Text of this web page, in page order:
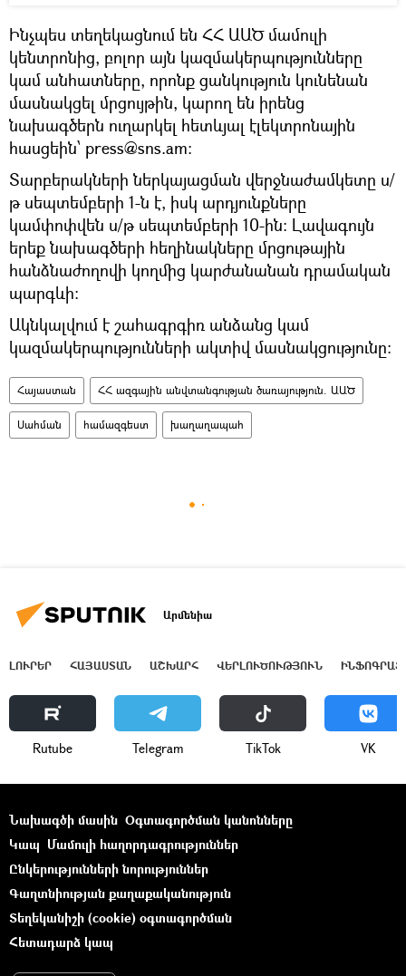
Ինչպես տեղեկացնում են ՀՀ ԱԱԾ մամուլի
կենտրոնից, բոլոր այն կազմակերպությունները
կամ անհատները, որոնք ցանկություն կունենան
մասնակցել մրցույթին, կարող են իրենց
նախագծերն ուղարկել հետևյալ էլեկտրոնային
հասցեին՝ press@sns.am:
Տարբերակների ներկայացման վերջնաժամկետը ս/
թ սեպտեմբերի 1-ն է, իսկ արդյունքները
կամփոփվեն ս/թ սեպտեմբերի 10-ին: Լավագույն
երեք նախագծերի հեղինակները մրցութային
հանձնաժողովի կողմից կարժանանան դրամական
պարգևի:
Ակնկալվում է շահագրգիռ անձանց կամ
կազմակերպությունների ակտիվ մասնակցությունը:
Հայաստան ՀՀ ազգային անվտանգության ծառայություն. ԱԱԾ
Սահման համազգեստ խաղաղապահ
Արմենիա
ԼՈՒՐԵՐ ՀԱՅԱՍՏԱՆ ԱՇԽԱՐՀ ՎԵՐԼՈՒԾՈՒԹՅՈՒՆ
Rutube Telegram ТikТоk VK
Նախագծի մասին Օգտագործման կանոնները
Կապ Մամուլի հաղորդագրություններ
Ընկերությունների նորություններ
Գաղտնիության քաղաքականություն
Տեղեկանիշի (cookie) օգտագործման
Հետադարձ կապ